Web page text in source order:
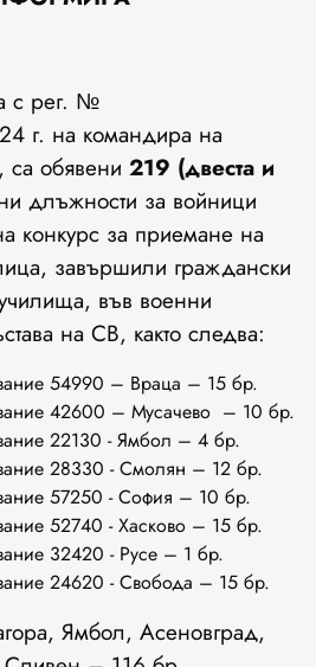
с рег. №
г. на командира на
са обявени 219 (двеста и
длъжности за войници
конкурс за приемане на
завършили граждански
във военни
на СВ, както следва:
54990 – Враца – 15 бр.
42600 – Мусачево – 10 бр.
22130 - Ямбол – 4 бр.
28330 - Смолян – 12 бр.
57250 - София – 10 бр.
52740 - Хасково – 15 бр.
32420 - Русе – 1 бр.
24620 - Свобода – 15 бр.
Ямбол, Асеновград,